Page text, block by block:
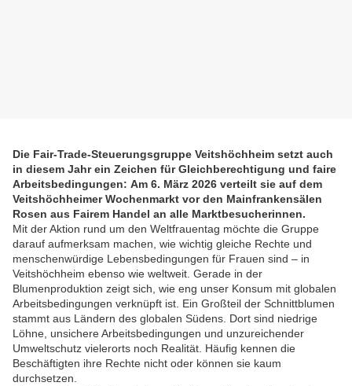
Die Fair-Trade-Steuerungsgruppe Veitshöchheim setzt auch
in diesem Jahr ein Zeichen für Gleichberechtigung und faire
Arbeitsbedingungen: Am 6. März 2026 verteilt sie auf dem
Veitshöchheimer Wochenmarkt vor den Mainfrankensälen
Rosen aus Fairem Handel an alle Marktbesucherinnen.
Mit der Aktion rund um den Weltfrauentag möchte die Gruppe
darauf aufmerksam machen, wie wichtig gleiche Rechte und
menschenwürdige Lebensbedingungen für Frauen sind – in
Veitshöchheim ebenso wie weltweit. Gerade in der
Blumenproduktion zeigt sich, wie eng unser Konsum mit globalen
Arbeitsbedingungen verknüpft ist. Ein Großteil der Schnittblumen
stammt aus Ländern des globalen Südens. Dort sind niedrige
Löhne, unsichere Arbeitsbedingungen und unzureichender
Umweltschutz vielerorts noch Realität. Häufig kennen die
Beschäftigten ihre Rechte nicht oder können sie kaum
durchsetzen.